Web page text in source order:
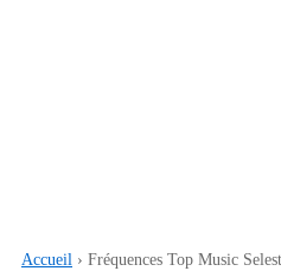
Accueil › Fréquences Top Music